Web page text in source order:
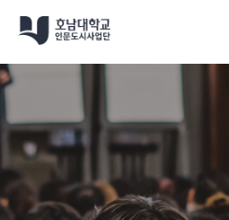
Skip
to
main
content